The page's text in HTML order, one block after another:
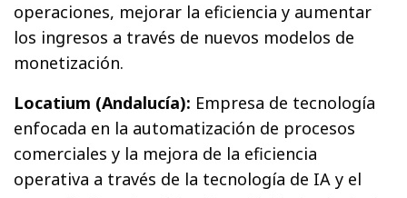
operaciones, mejorar la eficiencia y aumentar
los ingresos a través de nuevos modelos de
monetización.
Locatium (Andalucía): Empresa de tecnología
enfocada en la automatización de procesos
comerciales y la mejora de la eficiencia
operativa a través de la tecnología de IA y el